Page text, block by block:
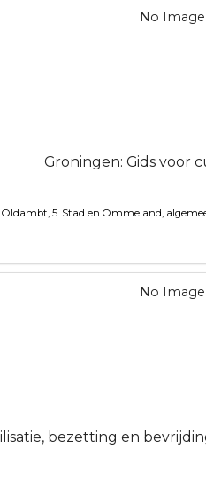
Groningen: Gids voor
Oldambt, 5. Stad en Ommeland,
bezetting en